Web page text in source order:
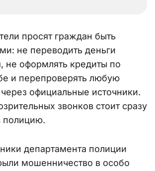
просят граждан быть
не переводить деньги
не оформлять кредиты по
и перепроверять любую
официальные источники.
звонков стоит сразу
полицию.
департамента полиции
мошенничество в особо